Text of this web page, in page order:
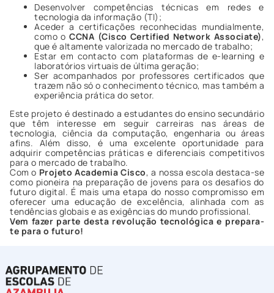
Desenvolver competências técnicas em redes e
tecnologia da informação (TI);
Aceder a certificações reconhecidas mundialmente,
como oCCNA (Cisco Certified Network Associate),
que é altamente valorizada no mercado de trabalho;
Estar em contacto com plataformas de e-learning e
laboratórios virtuais de última geração;
Ser acompanhados por professores certificados que
trazem não só o conhecimento técnico, mas também a
experiência prática do setor.
Este projeto é destinado a estudantes do ensino secundário
que têm interesse em seguir carreiras nas áreas de
tecnologia, ciência da computação, engenharia ou áreas
afins. Além disso, é uma excelente oportunidade para
adquirir competências práticas e diferenciais competitivos
para o mercado de trabalho.
Com o Projeto Academia Cisco, a nossa escola destaca-se
como pioneira na preparação de jovens para os desafios do
futuro digital. É mais uma etapa do nosso compromisso em
oferecer uma educação de excelência, alinhada com as
tendências globais e as exigências do mundo profissional.
Vem fazer parte desta revolução tecnológica e prepara-
te para o futuro!